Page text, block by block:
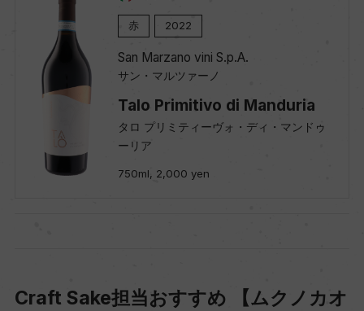
赤 2022
San Marzano vini S.p.A.
サン・マルツァーノ
Talo Primitivo di Manduria
タロ プリミティーヴォ・ディ・マンドゥ
ーリア
750ml, 2,000 yen
Craft Sake担当おすすめ 【ムクノカオ